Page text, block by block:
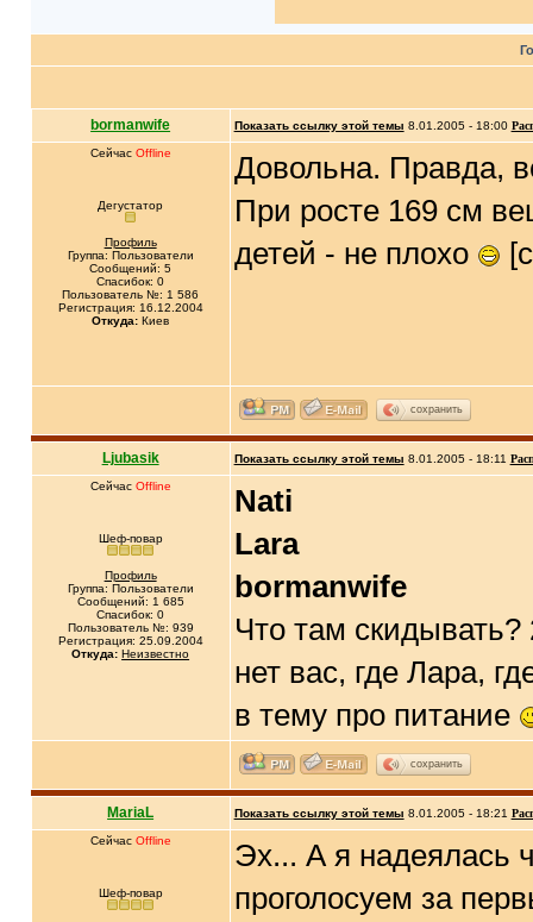
bormanwife Показать ссылку этой темы 8.01.2005 - 18:00
Сейчас Offline
Дегустатор
Профиль
Группа: Пользователи
Сообщений: 5
Спасибок: 0
Пользователь №: 1 586
Регистрация: 16.12.2004
Откуда: Киев
Довольна. Правда,
При росте 169 см
детей - не плохо
сохранить
Ljubasik Показать ссылку этой темы 8.01.2005 - 18:11
Сейчас Offline
Шеф-повар
Профиль
Группа: Пользователи
Сообщений: 1 685
Спасибок: 0
Пользователь №: 939
Регистрация: 25.09.2004
Откуда: Неизвестно
Nati
Lara
bormanwife
Что там скидывать?
нет вас, где Лара,
в тему про питание
сохранить
MariaL Показать ссылку этой темы 8.01.2005 - 18:21
Сейчас Offline
Шеф-повар
Эх... А я надеялась
проголосуем за